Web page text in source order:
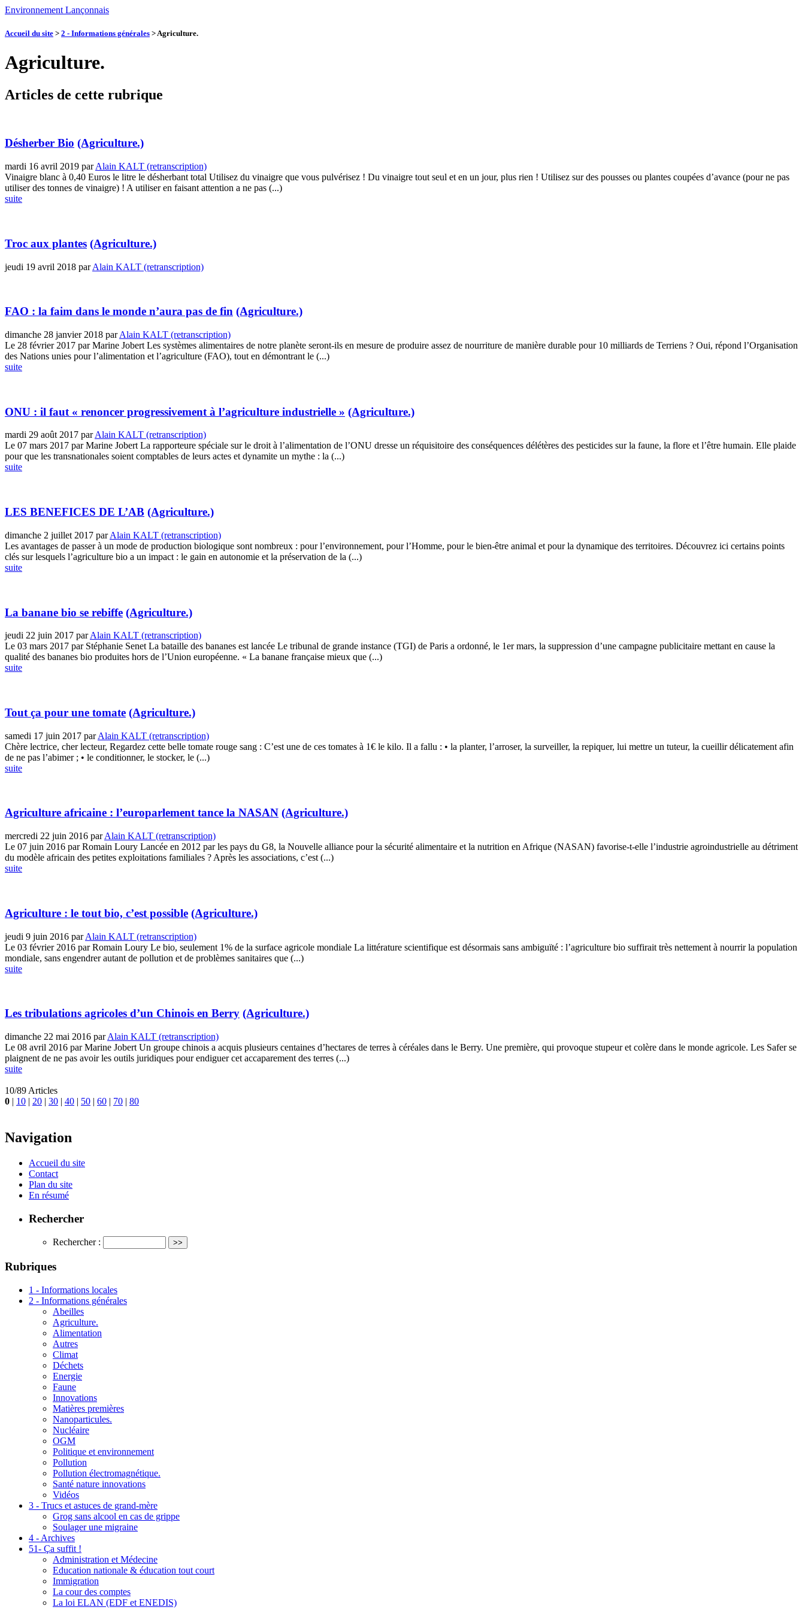
Environnement Lançonnais
Accueil du site > 2 - Informations générales >Agriculture.
Agriculture.
Articles de cette rubrique
Désherber Bio (Agriculture.)
mardi 16 avril 2019 parAlain KALT (retranscription)
Vinaigre blanc à 0,40 Euros le litre le désherbant total Utilisez du vinaigre que vous pulvérisez ! Du vinaigre tout seul et en un jour, plus rien ! Utilisez sur des pousses ou plantes coupées d’avance (pour ne pas
utiliser des tonnes de vinaigre) ! A utiliser en faisant attention a ne pas (...)
suite
Troc aux plantes (Agriculture.)
jeudi 19 avril 2018 parAlain KALT (retranscription)
FAO : la faim dans le monde n’aura pas de fin (Agriculture.)
dimanche 28 janvier 2018 parAlain KALT (retranscription)
Le 28 février 2017 par Marine Jobert Les systèmes alimentaires de notre planète seront-ils en mesure de produire assez de nourriture de manière durable pour 10 milliards de Terriens ? Oui, répond l’Organisation
des Nations unies pour l’alimentation et l’agriculture (FAO), tout en démontrant le (...)
suite
ONU : il faut « renoncer progressivement à l’agriculture industrielle » (Agriculture.)
mardi 29 août 2017 parAlain KALT (retranscription)
Le 07 mars 2017 par Marine Jobert La rapporteure spéciale sur le droit à l’alimentation de l’ONU dresse un réquisitoire des conséquences délétères des pesticides sur la faune, la flore et l’être humain. Elle plaide
pour que les transnationales soient comptables de leurs actes et dynamite un mythe : la (...)
suite
LES BENEFICES DE L’AB (Agriculture.)
dimanche 2 juillet 2017 parAlain KALT (retranscription)
Les avantages de passer à un mode de production biologique sont nombreux : pour l’environnement, pour l’Homme, pour le bien-être animal et pour la dynamique des territoires. Découvrez ici certains points
clés sur lesquels l’agriculture bio a un impact : le gain en autonomie et la préservation de la (...)
suite
La banane bio se rebiffe (Agriculture.)
jeudi 22 juin 2017 parAlain KALT (retranscription)
Le 03 mars 2017 par Stéphanie Senet La bataille des bananes est lancée Le tribunal de grande instance (TGI) de Paris a ordonné, le 1er mars, la suppression d’une campagne publicitaire mettant en cause la
qualité des bananes bio produites hors de l’Union européenne. « La banane française mieux que (...)
suite
Tout ça pour une tomate (Agriculture.)
samedi 17 juin 2017 parAlain KALT (retranscription)
Chère lectrice, cher lecteur, Regardez cette belle tomate rouge sang : C’est une de ces tomates à 1€ le kilo. Il a fallu : • la planter, l’arroser, la surveiller, la repiquer, lui mettre un tuteur, la cueillir délicatement afin
de ne pas l’abimer ; • le conditionner, le stocker, le (...)
suite
Agriculture africaine : l’europarlement tance la NASAN (Agriculture.)
mercredi 22 juin 2016 parAlain KALT (retranscription)
Le 07 juin 2016 par Romain Loury Lancée en 2012 par les pays du G8, la Nouvelle alliance pour la sécurité alimentaire et la nutrition en Afrique (NASAN) favorise-t-elle l’industrie agroindustrielle au détriment
du modèle africain des petites exploitations familiales ? Après les associations, c’est (...)
suite
Agriculture : le tout bio, c’est possible (Agriculture.)
jeudi 9 juin 2016 parAlain KALT (retranscription)
Le 03 février 2016 par Romain Loury Le bio, seulement 1% de la surface agricole mondiale La littérature scientifique est désormais sans ambiguïté : l’agriculture bio suffirait très nettement à nourrir la population
mondiale, sans engendrer autant de pollution et de problèmes sanitaires que (...)
suite
Les tribulations agricoles d’un Chinois en Berry (Agriculture.)
dimanche 22 mai 2016 parAlain KALT (retranscription)
Le 08 avril 2016 par Marine Jobert Un groupe chinois a acquis plusieurs centaines d’hectares de terres à céréales dans le Berry. Une première, qui provoque stupeur et colère dans le monde agricole. Les Safer se
plaignent de ne pas avoir les outils juridiques pour endiguer cet accaparement des terres (...)
suite
10/89 Articles
0 | 10 | 20 | 30 | 40 | 50 | 60 | 70 | 80
Navigation
Accueil du site
Contact
Plan du site
En résumé
Rechercher
Rechercher :
Rubriques
1 - Informations locales
2 - Informations générales
Abeilles
Agriculture.
Alimentation
Autres
Climat
Déchets
Energie
Faune
Innovations
Matières premières
Nanoparticules.
Nucléaire
OGM
Politique et environnement
Pollution
Pollution électromagnétique.
Santé nature innovations
Vidéos
3 - Trucs et astuces de grand-mère
Grog sans alcool en cas de grippe
Soulager une migraine
4 - Archives
51- Ça suffit !
Administration et Médecine
Education nationale & éducation tout court
Immigration
La cour des comptes
La loi ELAN (EDF et ENEDIS)